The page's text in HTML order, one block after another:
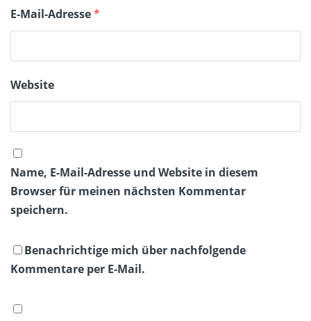
E-Mail-Adresse*
Website
Name, E-Mail-Adresse und Website in diesem
Browser für meinen nächsten Kommentar
speichern.
Benachrichtige mich über nachfolgende
Kommentare per E-Mail.